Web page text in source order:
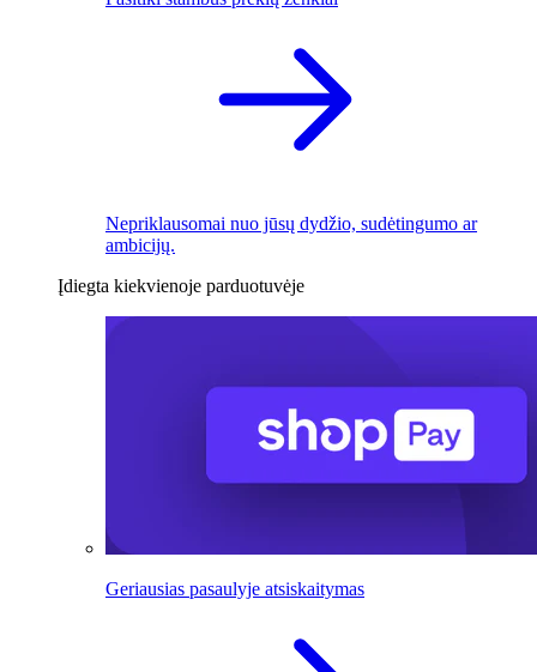
Nepriklausomai nuo jūsų dydžio, sudėtingumo ar
ambicijų.
Įdiegta kiekvienoje parduotuvėje
Geriausias pasaulyje atsiskaitymas